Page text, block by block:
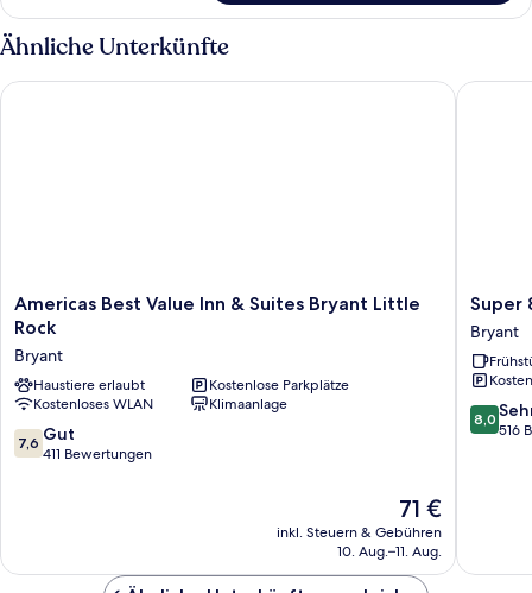
Zimmer,
1 King-
Bett,
Erdgeschoss
Ähnliche Unterkünfte
Americas
Best
Inn
&
Suites
Bryant
Little
Americas Best Value Inn & Suites Bryant Little
Rock
Bryant
Haustiere erlaubt
Kostenlose Parkplätze
Kostenloses WLAN
Klimaanlage
7.6
von
7,6 Gut
411 Bewertungen
Der
Preis
beträgt
71 €
inkl. Steuern & Gebühren
10. Aug.–11. Aug.
Americas Best Value Inn & Suites Bryant Little Rock
Super
8
by
Bryant
Little
Rock
Super
Bryant
8.0
von
8,0
516
Super 8